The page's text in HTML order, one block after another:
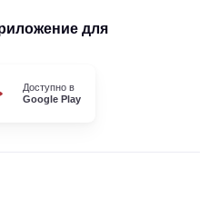
для
Доступно в
Google Play